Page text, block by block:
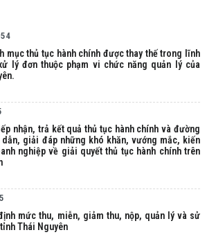
mục thủ tục hành chính được thay thế trong lĩnh
lý đơn thuộc phạm vi chức năng quản lý của
nhận, trả kết quả thủ tục hành chính và đường
giải đáp những khó khăn, vướng mắc, kiến
nghiệp về giải quyết thủ tục hành chính trên
mức thu, miễn, giảm thu, nộp, quản lý và sử
Thái Nguyên